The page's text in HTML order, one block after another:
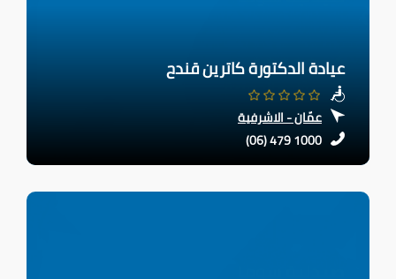
عيادة الدكتورة كاترين قندح
عمّان - الاشرفية
(06) 479 1000